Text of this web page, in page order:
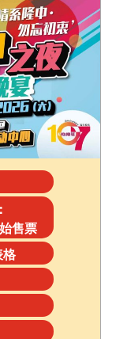
售票
格